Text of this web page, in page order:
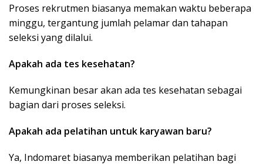
Proses rekrutmen biasanya memakan waktu beberapa
minggu, tergantung jumlah pelamar dan tahapan
seleksi yang dilalui.
Apakah ada tes kesehatan?
Kemungkinan besar akan ada tes kesehatan sebagai
bagian dari proses seleksi.
Apakah ada pelatihan untuk karyawan baru?
Ya, Indomaret biasanya memberikan pelatihan bagi